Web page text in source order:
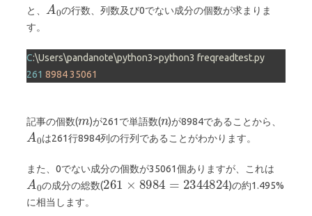
と、
の行数、列数及び0でない成分の個数が求まりま
す。
C
261 898435061
記事の個数( )が261で単語数(
)が8984であることから、
は261行8984列の行列であることがわかります。
また、0でない成分の個数が35061個ありますが、これは
の成分の総数(
)の約1.495%
に相当します。